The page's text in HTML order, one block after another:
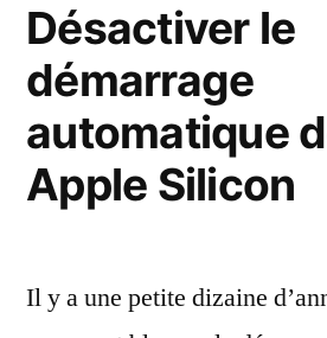
To
MacBook
Air
de
2018
Désactiver le
démarrage
automatique
Apple Silicon
Il y a une petite dizaine